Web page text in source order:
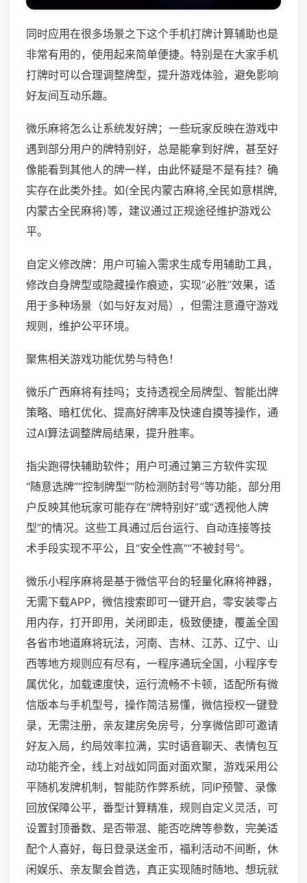
同时应用在很多场景之下这个手机打牌计算辅助也是
非常有用的，使用起来简单便捷。特别是在大家手机
打牌时可以合理调整牌型，提升游戏体验，避免影响
好友间互动乐趣。
微乐麻将怎么让系统发好牌；一些玩家反映在游戏中
遇到部分用户的牌特别好，总是能拿到好牌，甚至好
像能看到其他人的牌一样，由此怀疑是不是有挂？确
实存在此类外挂。如(全民内蒙古麻将,全民如意棋牌,
内蒙古全民麻将)等，建议通过正规途径维护游戏公
平。
自定义修改牌：用户可输入需求生成专用辅助工具，
修改自身牌型或隐藏操作痕迹，实现“必胜”效果，适
用于多种场景（如与好友对局），但需注意遵守游戏
规则，维护公平环境。
聚焦相关游戏功能优势与特色！
微乐广西麻将有挂吗；支持透视全局牌型、智能出牌
策略、暗杠优化、提高好牌率及快速自摸等操作，通
过AI算法调整牌局结果，提升胜率。
指尖跑得快辅助软件；用户可通过第三方软件实现
“随意选牌”“控制牌型”“防检测防封号”等功能，部分用
户反映其他玩家可能存在“牌特别好”或“透视他人牌
型”的情况。这些工具通过后台运行、自动连接等技
术手段实现不平公，且“安全性高”“不被封号”。
微乐小程序麻将是基于微信平台的轻量化麻将神器，
无需下载APP，微信搜索即可一键开启，零安装零占
用内存，打开即用，关闭即走，极致便捷，覆盖全国
各省市地道麻将玩法，河南、吉林、江苏、辽宁、山
西等地方规则应有尽有，一程序通玩全国，小程序专
属优化，加载速度快，运行流畅不卡顿，适配所有微
信版本与手机型号，操作简洁易懂，微信授权一键登
录，无需注册，亲友建房免房号，分享微信即可邀请
好友入局，约局效率拉满，实时语音聊天、表情包互
动功能齐全，线上对战如同面对面欢聚，游戏采用公
平随机发牌机制，智能防作弊系统，同IP预警、录像
回放保障公平，番型计算精准，规则自定义灵活，可
设置封顶番数、是否带混、能否吃牌等参数，完美适
配个人喜好，每日登录送金币，福利活动不间断，休
闲娱乐、亲友聚会首选，真正实现随时随地、想玩就